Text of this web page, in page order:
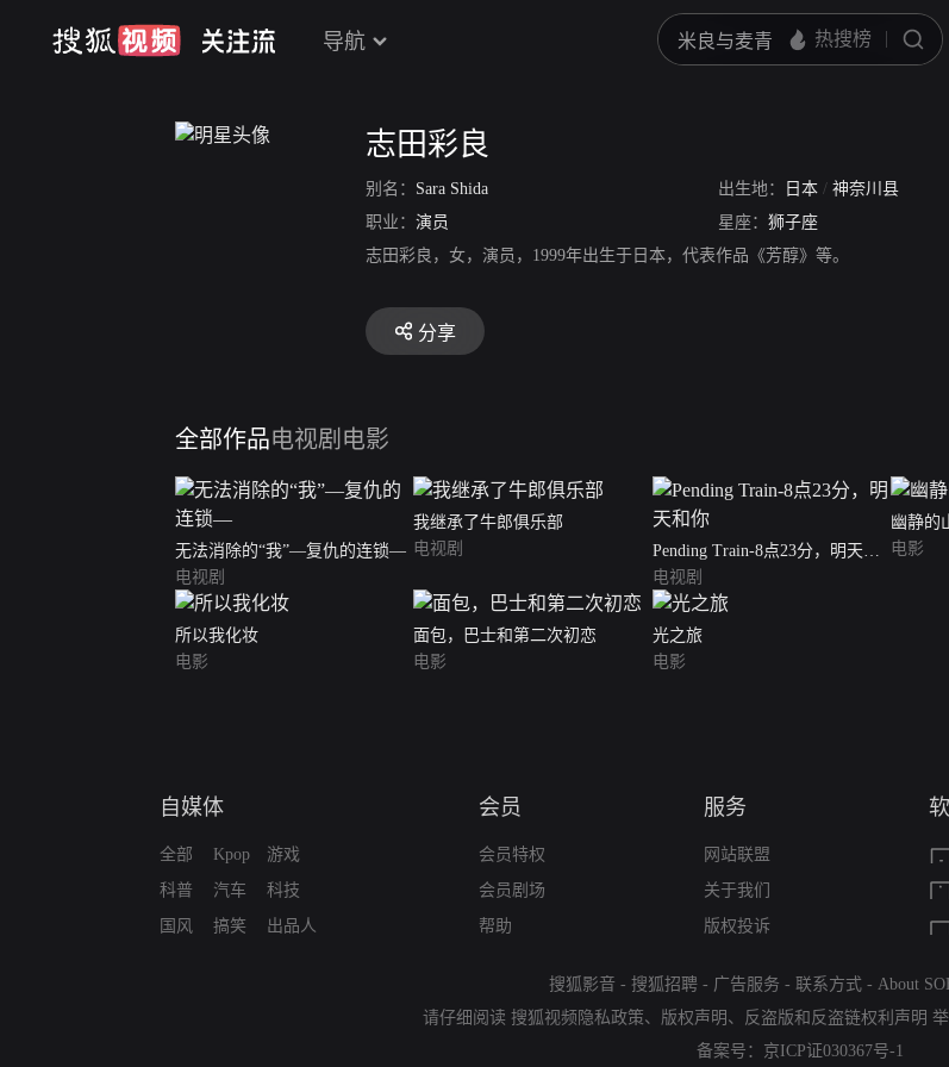
导航
志田彩良
别名： Sara Shida 出生地： 日本 / 神奈川县
职业： 演员 星座： 狮子座
志田彩良，女，演员，1999年出生于日本，代表作品《芳醇》等。
分享
全部作品电视剧 电影
无法消除的“我”―复仇的连锁―
电视剧
我继承了牛郎俱乐部
电视剧
Pending Train-8点23分，明天和
你
电视剧
幽静的
电影
所以我化妆
电影
面包，巴士和第二次初恋
电影
光之旅
电影
自媒体
全部
科普
国风
Kpop
汽车
搞笑
游戏
科技
出品人
会员
会员特权
会员剧场
帮助
服务
网站联盟
关于我们
版权投诉
搜狐影音 - 搜狐招聘 - 广告服务 - 联系方式 - About
请仔细阅读 搜狐视频隐私政策、 版权声明 、 反盗版和反盗链权利声明
备案号： 京ICP证030367号-1